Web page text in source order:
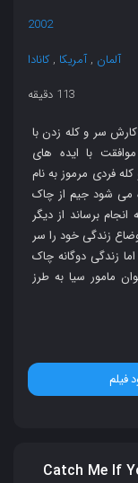
2002
آلمان ,آمریکا ,کانادا
113 دقیقه
سر و کله زدن با
با ایده های
فردی مرموز به نام
می شود جیم از چاک
برساند از دیگر
زندگی خود را سر
زندگی دوگانه چاک
مامور سیا به طرز
فیلم